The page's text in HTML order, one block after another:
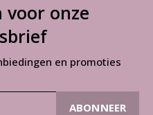
voor onze
en promoties
ABONNEER